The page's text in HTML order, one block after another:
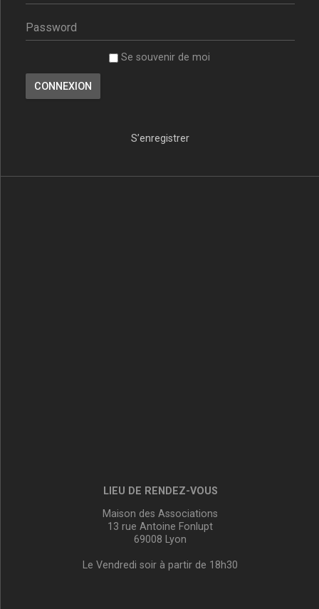
Se souvenir de moi
S’enregistrer
LIEU DE RENDEZ-VOUS
Maison des Associations
13 rue Antoine Fonlupt
69008 Lyon
Le Vendredi soir à partir de 18h30